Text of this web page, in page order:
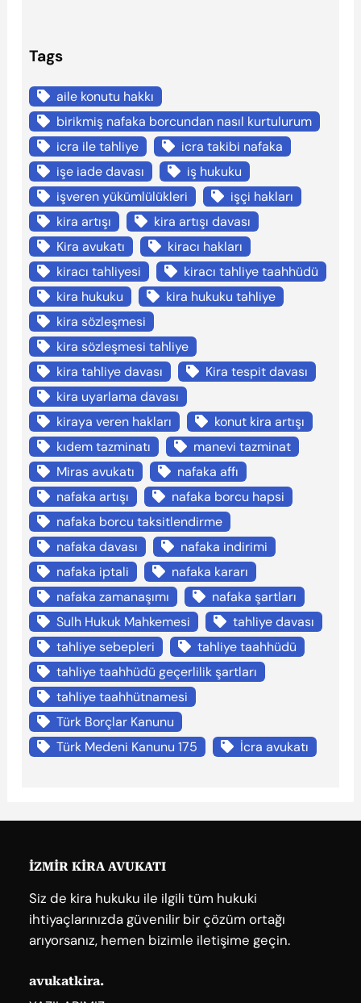
Tags
aile konutu hakkı
birikmiş nafaka borcundan nasıl kurtulurum
icra ile tahliye
icra takibi nafaka
işe iade davası
iş hukuku
işveren yükümlülükleri
işçi hakları
kira artışı
kira artışı davası
Kira avukatı
kiracı hakları
kiracı tahliyesi
kiracı tahliye taahhüdü
kira hukuku
kira hukuku tahliye
kira sözleşmesi
kira sözleşmesi tahliye
kira tahliye davası
Kira tespit davası
kira uyarlama davası
kiraya veren hakları
konut kira artışı
kıdem tazminatı
manevi tazminat
Miras avukatı
nafaka affı
nafaka artışı
nafaka borcu hapsi
nafaka borcu taksitlendirme
nafaka davası
nafaka indirimi
nafaka iptali
nafaka kararı
nafaka zamanaşımı
nafaka şartları
Sulh Hukuk Mahkemesi
tahliye davası
tahliye sebepleri
tahliye taahhüdü
tahliye taahhüdü geçerlilik şartları
tahliye taahhütnamesi
Türk Borçlar Kanunu
Türk Medeni Kanunu 175
İcra avukatı
İZMİR KİRA AVUKATI
Siz de kira hukuku ile ilgili tüm hukuki
ihtiyaçlarınızda güvenilir bir çözüm ortağı
arıyorsanız, hemen bizimle iletişime geçin.
avukatkira.